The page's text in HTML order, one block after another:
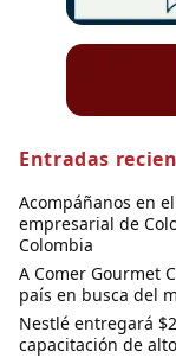
Entradas
Acompáñanos en
empresarial de
Colombia
A Comer Gourmet
país en busca del
Nestlé entregará
capacitación de